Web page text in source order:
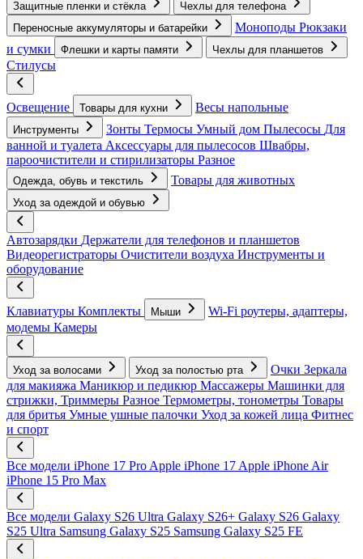
Защитные пленки и стёкла
Чехлы для телефона
Переносные аккумуляторы и батарейки
Моноподы Рюкзаки
и сумки
Флешки и карты памяти Чехлы для планшетов
Стилусы
Освещение Товары для кухни Весы напольные
Инструменты Зонты Термосы Умный дом Пылесосы Для
ванной и туалета Аксессуары для пылесосов Швабры,
пароочистители и стирилизаторы Разное
Одежда, обувь и текстиль Товары для животных
Уход за одеждой и обувью
Автозарядки Держатели для телефонов и планшетов
Видеорегистраторы Очистители воздуха Инструменты и
оборудование
Клавиатуры Комплекты Мыши
Wi-Fi роутеры, адаптеры,
модемы Камеры
Уход за волосами Уход за полостью рта Очки Зеркала
для макияжа Маникюр и педикюр Массажеры Машинки для
стрижки, Триммеры Разное Термометры, тонометры Товары
для бритья Умные ушные палочки Уход за кожей лица Фитнес
и спорт
Все модели iPhone 17 Pro Apple iPhone 17 Apple iPhone Air
iPhone 15 Pro Max
Все модели Galaxy S26 Ultra Galaxy S26+ Galaxy S26 Galaxy
S25 Ultra Samsung Galaxy S25 Samsung Galaxy S25 FE